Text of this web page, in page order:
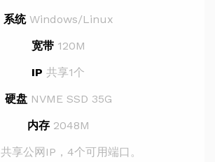
系统Windows/Linux
宽带120M
IP 共享1个
硬盘NVME SSD 35G
内存2048M
共享公网IP，4个可用端口。